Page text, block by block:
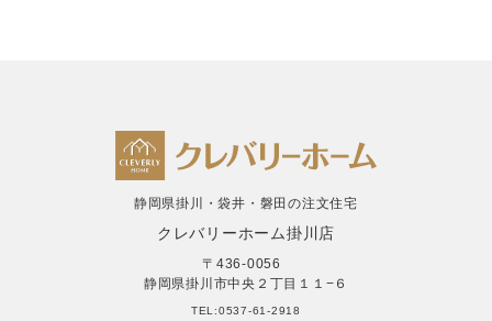
静岡県掛川・袋井・磐田の注文住宅
クレバリーホーム掛川店
〒436-0056
静岡県掛川市中央２丁目１１−６
TEL:0537-61-2918